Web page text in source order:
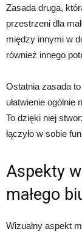
Zasada druga,
przestrzeni dla
między innymi w
również innego
Ostatnia zasada
ułatwienie
To dzięki niej
łączyło w sobie
Aspekty
małego
Wizualny aspekt